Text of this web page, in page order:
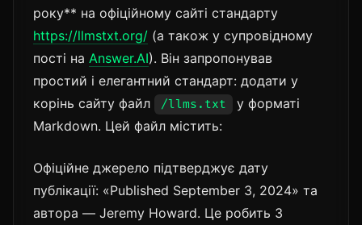
року** на офіційному сайті стандарту
https://llmstxt.org/ (а також у супровідному
пості на Answer.AI). Він запропонував
простий і елегантний стандарт: додати у
корінь сайту файл
/llms.txt
у форматі
Markdown. Цей файл містить:
Офіційне джерело підтверджує дату
публікації: «Published September 3, 2024» та
автора — Jeremy Howard. Це робить 3